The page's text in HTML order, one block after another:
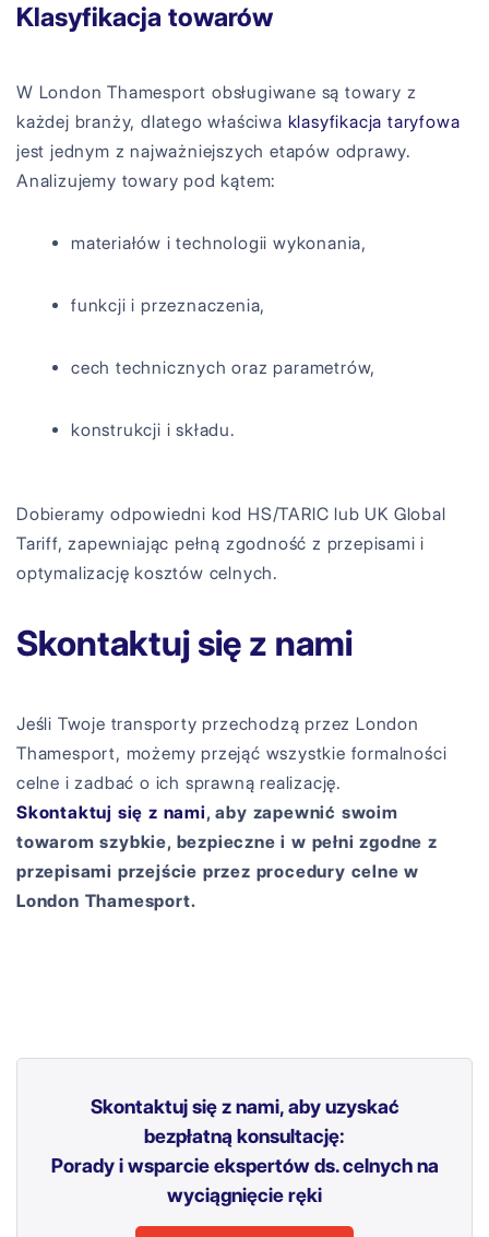
Klasyfikacja towarów
W London Thamesport obsługiwane są towary z
każdej branży, dlatego właściwa klasyfikacja taryfowa
jest jednym z najważniejszych etapów odprawy.
Analizujemy towary pod kątem:
materiałów i technologii wykonania,
funkcji i przeznaczenia,
cech technicznych oraz parametrów,
konstrukcji i składu.
Dobieramy odpowiedni kod HS/TARIC lub UK Global
Tariff, zapewniając pełną zgodność z przepisami i
optymalizację kosztów celnych.
Skontaktuj się z nami
Jeśli Twoje transporty przechodzą przez London
Thamesport, możemy przejąć wszystkie formalności
celne i zadbać o ich sprawną realizację.
Skontaktuj się z nami, aby zapewnić swoim
towarom szybkie, bezpieczne i w pełni zgodne z
przepisami przejście przez procedury celne w
London Thamesport.
Skontaktuj się z nami, aby uzyskać
bezpłatną konsultację:
Porady i wsparcie ekspertów ds. celnych na
wyciągnięcie ręki